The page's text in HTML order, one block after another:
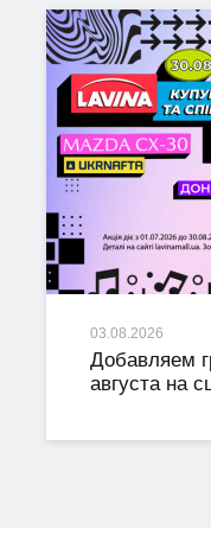
03.08.2026
Добавляем
августа на